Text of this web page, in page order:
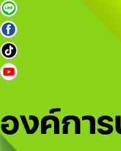
องค์กา